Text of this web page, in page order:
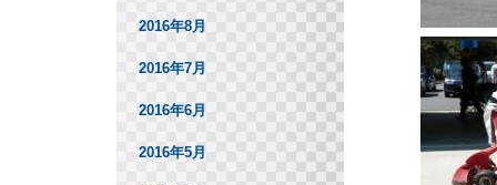
2016年8月
2016年7月
2016年6月
2016年5月